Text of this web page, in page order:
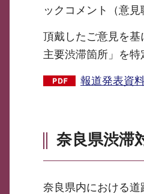
ックコメント（意
頂戴したご意見を
主要渋滞箇所」を特
報道発表資
奈良県渋滞
奈良県内における